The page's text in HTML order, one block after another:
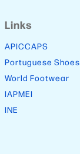
Links
APICCAPS
Portuguese Shoes
World Footwear
IAPMEI
INE